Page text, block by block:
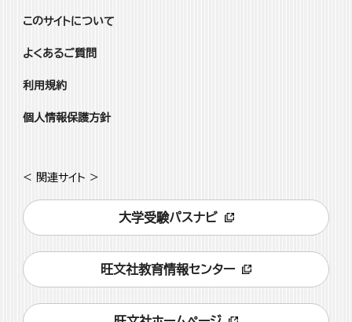
このサイトについて
よくあるご質問
利用規約
個人情報保護方針
< 関連サイト >
大学受験パスナビ
旺文社教育情報センター